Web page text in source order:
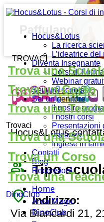
Hocus&Lotus
La ricerca
L’ideatrice
Diventa Insegnante
Corsi di
Webinar
Sei una scuola
Sei un genitore
Il nostro
I nostri corsi
Presentazioni
vacanza
Inglese in
Contatti
Blog
Recensioni
Home
Area Magic
DinoClub
TROVACI
Trova una
Trova un Corso
Trova una
Trovaci
Trova una
Trova un Corso
Trova una
DinoClub
Paffulandia
Hocus&Lotus
people_outline Tipo
place Indirizzo:
Via Biancardi 21,